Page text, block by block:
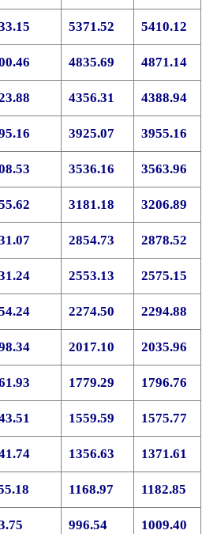
5371.52 5410.12
4835.69 4871.14
4356.31 4388.94
3925.07 3955.16
3536.16 3563.96
3181.18 3206.89
2854.73 2878.52
2553.13 2575.15
2274.50 2294.88
2017.10 2035.96
1779.29 1796.76
1559.59 1575.77
1356.63 1371.61
1168.97 1182.85
996.54 1009.40